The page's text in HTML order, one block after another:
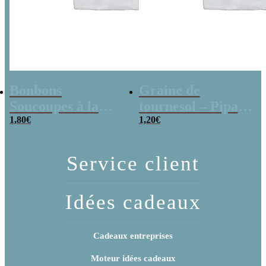
poudre (x20)
1,80€
x 3
1,20€
Service client
Idées cadeaux
Cadeaux entreprises
Moteur idées cadeaux